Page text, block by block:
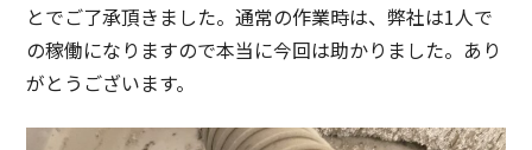
とでご了承頂きました。通常の作業時は、弊社は1人で
の稼働になりますので本当に今回は助かりました。あり
がとうございます。